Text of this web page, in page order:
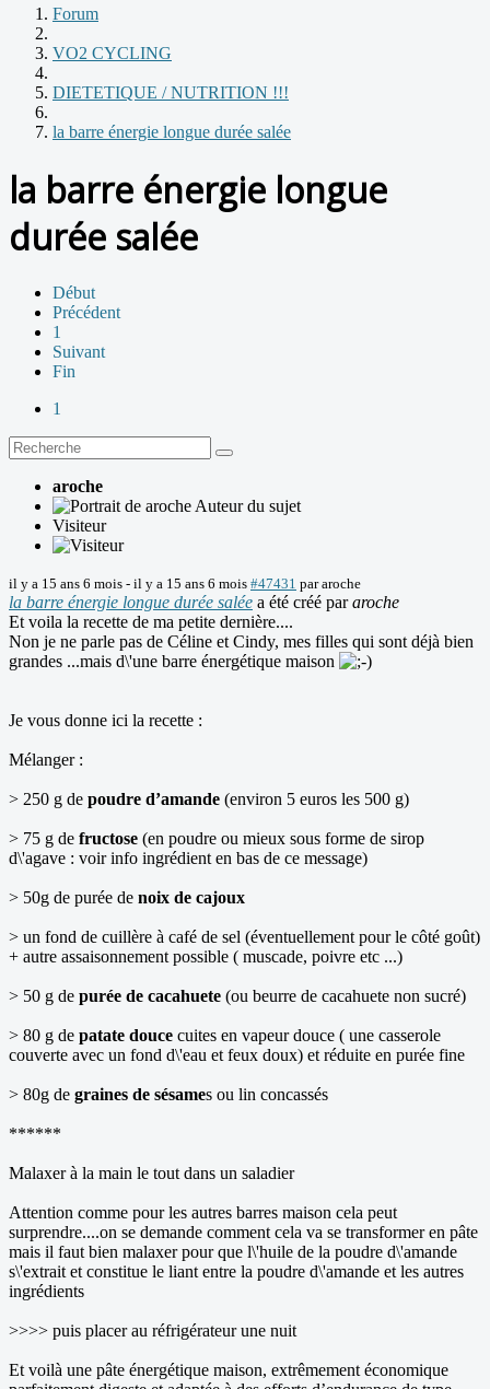
Forum
VO2 CYCLING
DIETETIQUE / NUTRITION !!!
la barre énergie longue durée salée
la barre énergie longue
durée salée
Début
Précédent
1
Suivant
Fin
1
aroche
Auteur du sujet
Visiteur
il y a 15 ans 6 mois - il y a 15 ans 6 mois #47431 pararoche
la barre énergie longue durée salée a été créé pararoche
Et voila la recette de ma petite dernière....
Non je ne parle pas de Céline et Cindy, mes filles qui sont déjà bien
grandes ...mais d\'une barre énergétique maison
Je vous donne ici la recette :
Mélanger :
> 250 g de poudre d’amande (environ 5 euros les 500 g)
> 75 g de fructose (en poudre ou mieux sous forme de sirop
d\'agave : voir info ingrédient en bas de ce message)
> 50g de purée de noix de cajoux
> un fond de cuillère à café de sel (éventuellement pour le côté goût)
+ autre assaisonnement possible ( muscade, poivre etc ...)
> 50 g de purée de cacahuete (ou beurre de cacahuete non sucré)
> 80 g de patate douce cuites en vapeur douce ( une casserole
couverte avec un fond d\'eau et feux doux) et réduite en purée fine
> 80g de graines de sésames ou lin concassés
******
Malaxer à la main le tout dans un saladier
Attention comme pour les autres barres maison cela peut
surprendre....on se demande comment cela va se transformer en pâte
mais il faut bien malaxer pour que l\'huile de la poudre d\'amande
s\'extrait et constitue le liant entre la poudre d\'amande et les autres
ingrédients
>>>> puis placer au réfrigérateur une nuit
Et voilà une pâte énergétique maison, extrêmement économique